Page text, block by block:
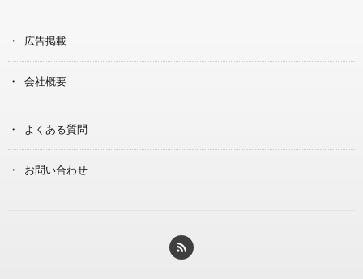
広告掲載
会社概要
よくある質問
お問い合わせ